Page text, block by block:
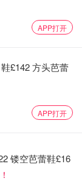
APP打开
£142 方头芭蕾
APP打开
镂空芭蕾鞋£16